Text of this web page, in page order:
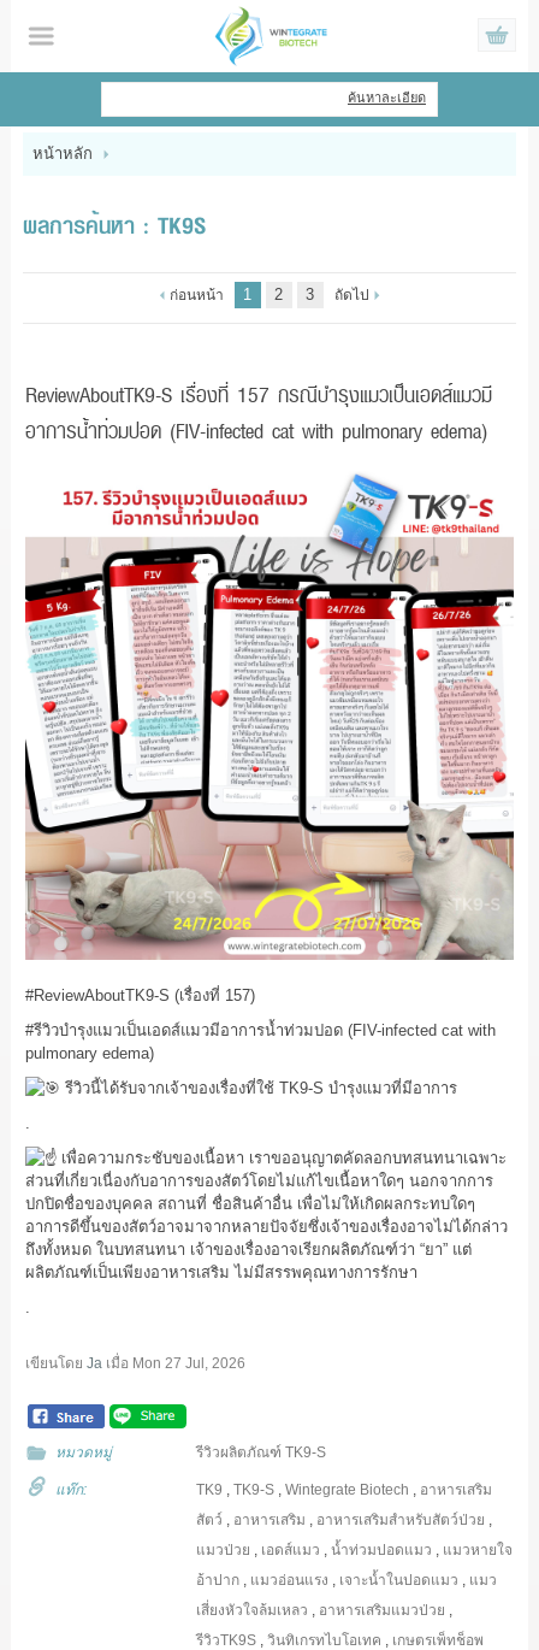
ไทย | English
หน้าหลัก
แจ้งชำระเงิน
ค้นหาละเอียด
หน้าหลัก
ผลการค้นหา : TK9S
ก่อนหน้า 1 2 3 ถัดไป
ReviewAboutTK9-S เรื่องที่ 157 กรณีบำรุงแมวเป็นเอดส์แมวมี
อาการน้ำท่วมปอด (FIV-infected cat with pulmonary edema)
#ReviewAboutTK9-S (เรื่องที่ 157)
#รีวิวบำรุงแมวเป็นเอดส์แมวมีอาการน้ำท่วมปอด(FIV-infected cat with
pulmonary edema)
รีวิวนี้ได้รับจากเจ้าของเรื่องที่ใช้ TK9-S บำรุงแมวที่มีอาการ
เพื่อความกระชับของเนื้อหา เราขออนุญาตคัดลอกบทสนทนาเฉพาะ
ส่วนที่เกี่ยวเนื่องกับอาการของสัตว์โดยไม่แก้ไขเนื้อหาใดๆ นอกจากการ
ปกปิดชื่อของบุคคล สถานที่ ชื่อสินค้าอื่น เพื่อไม่ให้เกิดผลกระทบใดๆ
อาการดีขึ้นของสัตว์อาจมาจากหลายปัจจัยซึ่งเจ้าของเรื่องอาจไม่ได้กล่าว
ถึงทั้งหมด ในบทสนทนา เจ้าของเรื่องอาจเรียกผลิตภัณฑ์ว่า “ยา” แต่
ผลิตภัณฑ์เป็นเพียงอาหารเสริม ไม่มีสรรพคุณทางการรักษา
เขียนโดย Jaเมื่อ Mon 27 Jul, 2026
หมวดหมู่ รีวิวผลิตภัณฑ์ TK9-S
แท๊ก: TK9 ,TK9-S ,Wintegrate Biotech , อาหารเสริม
สัตว์ , อาหารเสริม , อาหารเสริมสำหรับสัตว์ป่วย ,
แมวป่วย , เอดส์แมว ,น้ำท่วมปอดแมว , แมวหายใจ
อ้าปาก , แมวอ่อนแรง , เจาะน้ำในปอดแมว , แมว
เสี่ยงหัวใจล้มเหลว , อาหารเสริมแมวป่วย ,
รีวิวTK9S ,วินทิเกรทไบโอเทค , เกษตรเพ็ทช็อพ